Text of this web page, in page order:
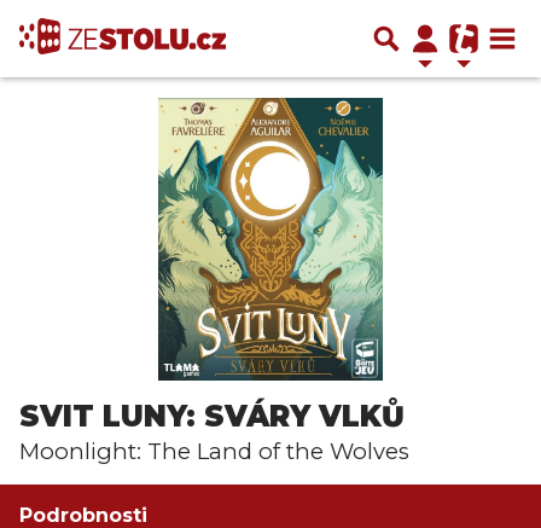
SVIT LUNY: SVÁRY VLKŮ
Moonlight: The Land of the Wolves
Podrobnosti